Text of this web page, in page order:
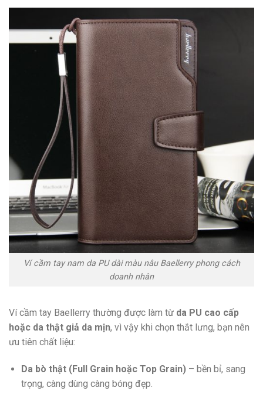
Ví cầm tay nam da PU dài màu nâu Baellerry phong cách
doanh nhân
Ví cầm tay Baellerry thường được làm từ da PU cao cấp
hoặc da thật giả da mịn, vì vậy khi chọn thắt lưng, bạn nên
ưu tiên chất liệu:
Da bò thật (Full Grain hoặc Top Grain)– bền bỉ, sang
trọng, càng dùng càng bóng đẹp.